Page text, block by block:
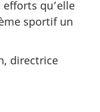
qu’elle
sportif un
directrice